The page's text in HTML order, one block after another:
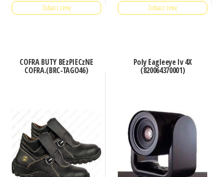
Zobacz cenę Zobacz cenę
COFRA BUTY BEzPIECzNE
COFRA.(BRC-TAGO46)
Poly Eagleeye Iv 4X
(820064370001)